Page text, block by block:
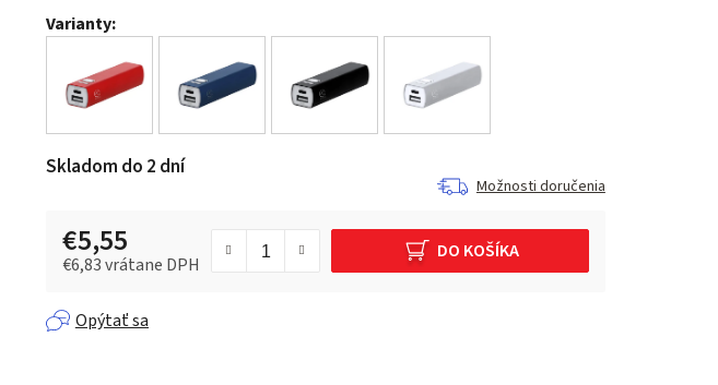
0,0
hviezdičiek.
Varianty:
Skladom do 2 dní
Možnosti doručenia
€5,55
€6,83 vrátane DPH
DO KOŠÍKA
Opýtať sa